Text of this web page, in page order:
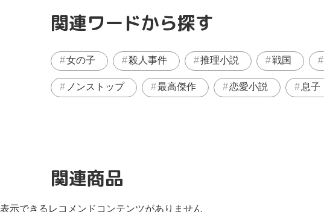
関連ワードから探す
女の子 殺人事件 推理小説 戦国
ノンストップ 最高傑作 恋愛小説 息子
関連商品
表示できるレコメンドコンテンツがありません